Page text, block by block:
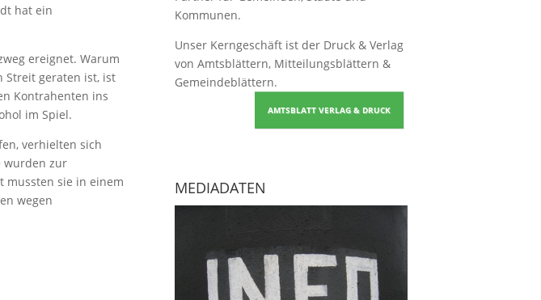
hat ein
ereignet. Warum
Streit geraten ist, ist
Kontrahenten ins
im Spiel.
verhielten sich
wurden zur
mussten sie in einem
wegen
Kommunen.
Unser Kerngeschäft ist der Druck & Verlag
von Amtsblättern, Mitteilungsblättern &
Gemeindeblättern.
AMTSBLATT VERLAG & DRUCK
MEDIADATEN